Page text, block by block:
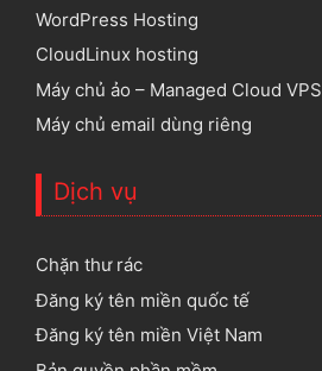
WordPress Hosting
CloudLinux hosting
Máy chủ ảo – Managed Cloud VPS
Máy chủ email dùng riêng
Dịch vụ
Chặn thư rác
Đăng ký tên miền quốc tế
Đăng ký tên miền Việt Nam